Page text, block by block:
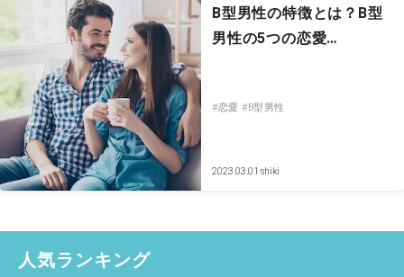
B型男性の特徴とは？B型
男性の5つの恋愛…
#恋愛#B型男性
2023.03.01 shiki
人気ランキング